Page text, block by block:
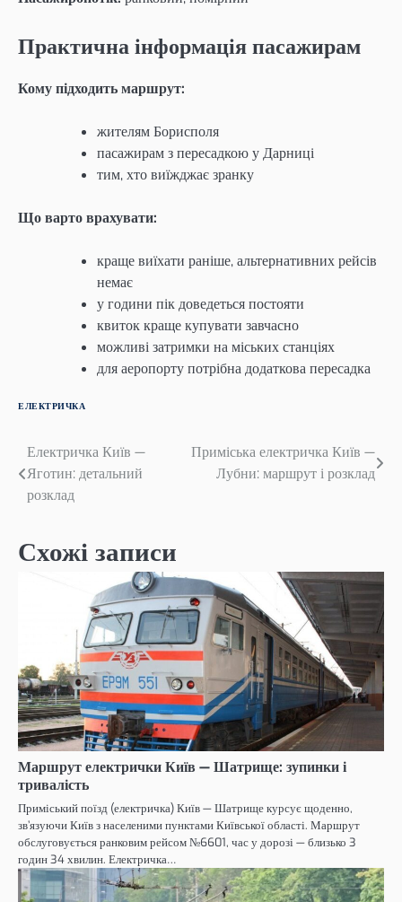
Практична інформація пасажирам
Кому підходить маршрут:
жителям Борисполя
пасажирам з пересадкою у Дарниці
тим, хто виїжджає зранку
Що варто врахувати:
краще виїхати раніше, альтернативних рейсів
немає
у години пік доведеться постояти
квиток краще купувати завчасно
можливі затримки на міських станціях
для аеропорту потрібна додаткова пересадка
ЕЛЕКТРИЧКА
Навігація
записів
Електричка Київ —
Яготин: детальний
розклад
Приміська електричка Київ —
Лубни: маршрут і розклад
Схожі записи
Маршрут електрички Київ — Шатрище: зупинки і
тривалість
Приміський поїзд (електричка) Київ — Шатрище курсує щоденно,
зв’язуючи Київ з населеними пунктами Київської області. Маршрут
обслуговується ранковим рейсом №6601, час у дорозі — близько 3
годин 34 хвилин. Електричка…